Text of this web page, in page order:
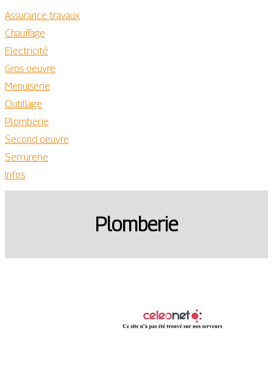
Assurance travaux
Chauffage
Electricité
Gros oeuvre
Menuiserie
Outillage
Plomberie
Second oeuvre
Serrurerie
Infos
Plomberie